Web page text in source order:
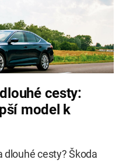
cesty:
model k
dlouhé cesty? Škoda